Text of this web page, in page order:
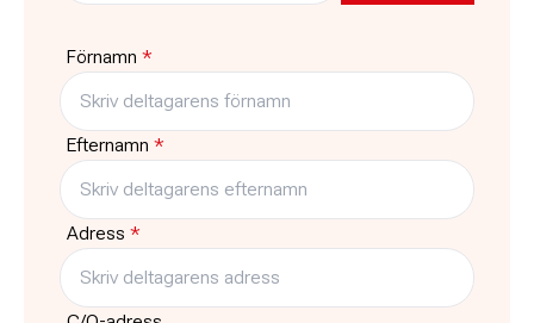
Typ
Kurs 10
Förnamn *
Efternamn *
Adress *